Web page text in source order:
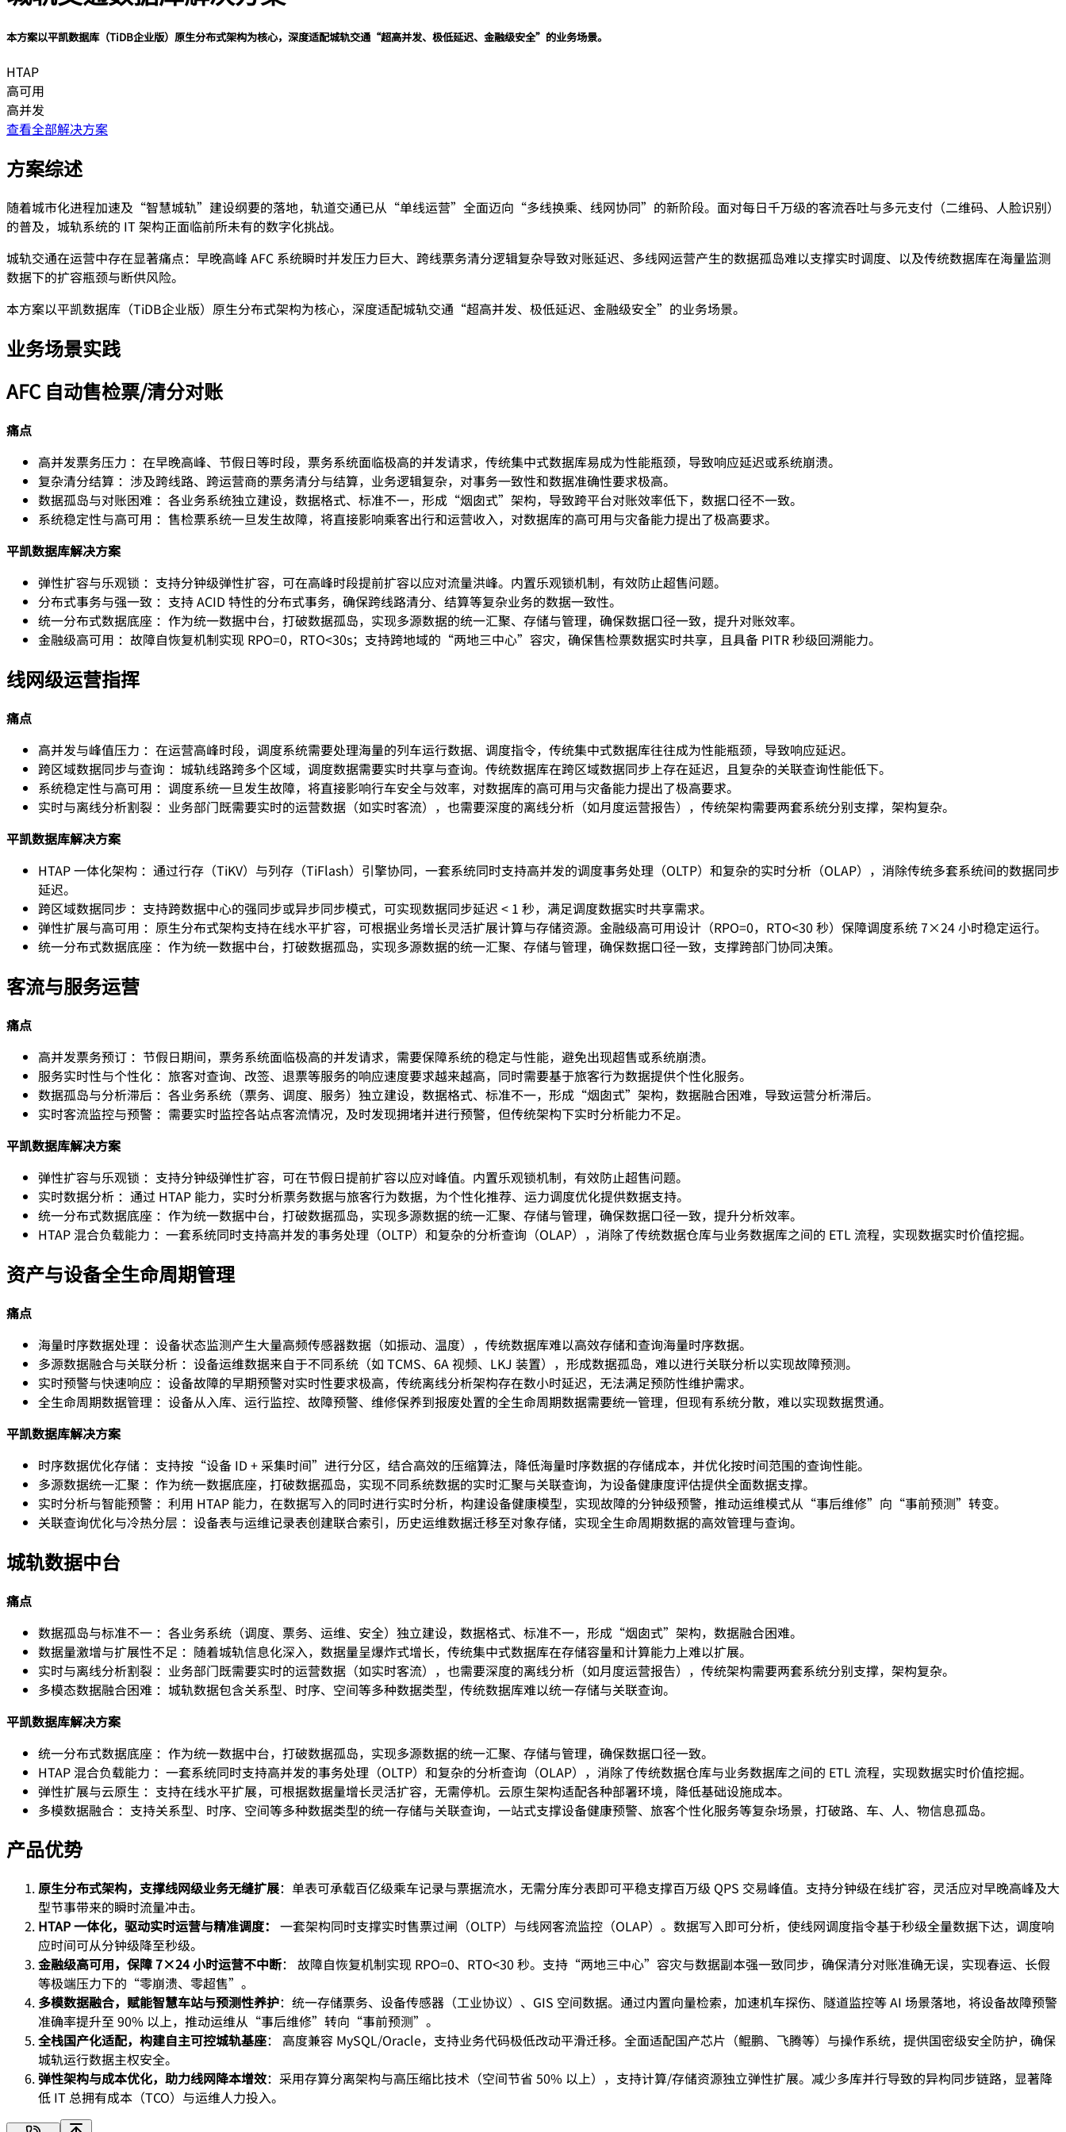
本方案以平凯数据库（TiDB企业版）原生分布式架构为核心，深度适配城轨交通“超高并发、极低延迟、金融级安全”的业务场景。
HTAP
高可用
高并发
查看全部解决方案
方案综述
随着城市化进程加速及“智慧城轨”建设纲要的落地，轨道交通已从“单线运营”全面迈向“多线换乘、线网协同”的新阶段。面对每日千万级的客流吞吐与多元支付（二维码、人脸识别）
的普及，城轨系统的 IT 架构正面临前所未有的数字化挑战。
城轨交通在运营中存在显著痛点：早晚高峰 AFC 系统瞬时并发压力巨大、跨线票务清分逻辑复杂导致对账延迟、多线网运营产生的数据孤岛难以支撑实时调度、以及传统数据库在海量监测
数据下的扩容瓶颈与断供风险。
本方案以平凯数据库（TiDB企业版）原生分布式架构为核心，深度适配城轨交通“超高并发、极低延迟、金融级安全”的业务场景。
业务场景实践
AFC 自动售检票/清分对账
痛点
高并发票务压力 ：在早晚高峰、节假日等时段，票务系统面临极高的并发请求，传统集中式数据库易成为性能瓶颈，导致响应延迟或系统崩溃。
复杂清分结算 ：涉及跨线路、跨运营商的票务清分与结算，业务逻辑复杂，对事务一致性和数据准确性要求极高。
数据孤岛与对账困难 ：各业务系统独立建设，数据格式、标准不一，形成“烟囱式”架构，导致跨平台对账效率低下，数据口径不一致。
系统稳定性与高可用 ：售检票系统一旦发生故障，将直接影响乘客出行和运营收入，对数据库的高可用与灾备能力提出了极高要求。
平凯数据库解决方案
弹性扩容与乐观锁 ：支持分钟级弹性扩容，可在高峰时段提前扩容以应对流量洪峰。内置乐观锁机制，有效防止超售问题。
分布式事务与强一致 ：支持 ACID 特性的分布式事务，确保跨线路清分、结算等复杂业务的数据一致性。
统一分布式数据底座 ：作为统一数据中台，打破数据孤岛，实现多源数据的统一汇聚、存储与管理，确保数据口径一致，提升对账效率。
金融级高可用 ：故障自恢复机制实现 RPO=0，RTO<30s；支持跨地域的“两地三中心”容灾，确保售检票数据实时共享，且具备 PITR 秒级回溯能力。
线网级运营指挥
痛点
高并发与峰值压力 ：在运营高峰时段，调度系统需要处理海量的列车运行数据、调度指令，传统集中式数据库往往成为性能瓶颈，导致响应延迟。
跨区域数据同步与查询 ：城轨线路跨多个区域，调度数据需要实时共享与查询。传统数据库在跨区域数据同步上存在延迟，且复杂的关联查询性能低下。
系统稳定性与高可用 ：调度系统一旦发生故障，将直接影响行车安全与效率，对数据库的高可用与灾备能力提出了极高要求。
实时与离线分析割裂 ：业务部门既需要实时的运营数据（如实时客流），也需要深度的离线分析（如月度运营报告），传统架构需要两套系统分别支撑，架构复杂。
平凯数据库解决方案
HTAP 一体化架构 ：通过行存（TiKV）与列存（TiFlash）引擎协同，一套系统同时支持高并发的调度事务处理（OLTP）和复杂的实时分析（OLAP），消除传统多套系统间的数据同步
延迟。
跨区域数据同步 ：支持跨数据中心的强同步或异步同步模式，可实现数据同步延迟 < 1 秒，满足调度数据实时共享需求。
弹性扩展与高可用 ：原生分布式架构支持在线水平扩容，可根据业务增长灵活扩展计算与存储资源。金融级高可用设计（RPO=0，RTO<30 秒）保障调度系统 7×24 小时稳定运行。
统一分布式数据底座 ：作为统一数据中台，打破数据孤岛，实现多源数据的统一汇聚、存储与管理，确保数据口径一致，支撑跨部门协同决策。
客流与服务运营
痛点
高并发票务预订 ：节假日期间，票务系统面临极高的并发请求，需要保障系统的稳定与性能，避免出现超售或系统崩溃。
服务实时性与个性化 ：旅客对查询、改签、退票等服务的响应速度要求越来越高，同时需要基于旅客行为数据提供个性化服务。
数据孤岛与分析滞后 ：各业务系统（票务、调度、服务）独立建设，数据格式、标准不一，形成“烟囱式”架构，数据融合困难，导致运营分析滞后。
实时客流监控与预警 ：需要实时监控各站点客流情况，及时发现拥堵并进行预警，但传统架构下实时分析能力不足。
平凯数据库解决方案
弹性扩容与乐观锁 ：支持分钟级弹性扩容，可在节假日提前扩容以应对峰值。内置乐观锁机制，有效防止超售问题。
实时数据分析 ：通过 HTAP 能力，实时分析票务数据与旅客行为数据，为个性化推荐、运力调度优化提供数据支持。
统一分布式数据底座 ：作为统一数据中台，打破数据孤岛，实现多源数据的统一汇聚、存储与管理，确保数据口径一致，提升分析效率。
HTAP 混合负载能力 ：一套系统同时支持高并发的事务处理（OLTP）和复杂的分析查询（OLAP），消除了传统数据仓库与业务数据库之间的 ETL 流程，实现数据实时价值挖掘。
资产与设备全生命周期管理
痛点
海量时序数据处理 ：设备状态监测产生大量高频传感器数据（如振动、温度），传统数据库难以高效存储和查询海量时序数据。
多源数据融合与关联分析 ：设备运维数据来自于不同系统（如 TCMS、6A 视频、LKJ 装置），形成数据孤岛，难以进行关联分析以实现故障预测。
实时预警与快速响应 ：设备故障的早期预警对实时性要求极高，传统离线分析架构存在数小时延迟，无法满足预防性维护需求。
全生命周期数据管理 ：设备从入库、运行监控、故障预警、维修保养到报废处置的全生命周期数据需要统一管理，但现有系统分散，难以实现数据贯通。
平凯数据库解决方案
时序数据优化存储 ：支持按“设备 ID + 采集时间”进行分区，结合高效的压缩算法，降低海量时序数据的存储成本，并优化按时间范围的查询性能。
多源数据统一汇聚 ：作为统一数据底座，打破数据孤岛，实现不同系统数据的实时汇聚与关联查询，为设备健康度评估提供全面数据支撑。
实时分析与智能预警 ：利用 HTAP 能力，在数据写入的同时进行实时分析，构建设备健康模型，实现故障的分钟级预警，推动运维模式从“事后维修”向“事前预测”转变。
关联查询优化与冷热分层 ：设备表与运维记录表创建联合索引，历史运维数据迁移至对象存储，实现全生命周期数据的高效管理与查询。
城轨数据中台
痛点
数据孤岛与标准不一 ：各业务系统（调度、票务、运维、安全）独立建设，数据格式、标准不一，形成“烟囱式”架构，数据融合困难。
数据量激增与扩展性不足 ：随着城轨信息化深入，数据量呈爆炸式增长，传统集中式数据库在存储容量和计算能力上难以扩展。
实时与离线分析割裂 ：业务部门既需要实时的运营数据（如实时客流），也需要深度的离线分析（如月度运营报告），传统架构需要两套系统分别支撑，架构复杂。
多模态数据融合困难 ：城轨数据包含关系型、时序、空间等多种数据类型，传统数据库难以统一存储与关联查询。
平凯数据库解决方案
统一分布式数据底座 ：作为统一数据中台，打破数据孤岛，实现多源数据的统一汇聚、存储与管理，确保数据口径一致。
HTAP 混合负载能力 ：一套系统同时支持高并发的事务处理（OLTP）和复杂的分析查询（OLAP），消除了传统数据仓库与业务数据库之间的 ETL 流程，实现数据实时价值挖掘。
弹性扩展与云原生 ：支持在线水平扩展，可根据数据量增长灵活扩容，无需停机。云原生架构适配各种部署环境，降低基础设施成本。
多模数据融合 ：支持关系型、时序、空间等多种数据类型的统一存储与关联查询，一站式支撑设备健康预警、旅客个性化服务等复杂场景，打破路、车、人、物信息孤岛。
产品优势
原生分布式架构，支撑线网级业务无缝扩展：单表可承载百亿级乘车记录与票据流水，无需分库分表即可平稳支撑百万级 QPS 交易峰值。支持分钟级在线扩容，灵活应对早晚高峰及大
型节事带来的瞬时流量冲击。
HTAP 一体化，驱动实时运营与精准调度： 一套架构同时支撑实时售票过闸（OLTP）与线网客流监控（OLAP）。数据写入即可分析，使线网调度指令基于秒级全量数据下达，调度响
应时间可从分钟级降至秒级。
金融级高可用，保障 7×24 小时运营不中断： 故障自恢复机制实现 RPO=0、RTO<30 秒。支持“两地三中心”容灾与数据副本强一致同步，确保清分对账准确无误，实现春运、长假
等极端压力下的“零崩溃、零超售”。
多模数据融合，赋能智慧车站与预测性养护：统一存储票务、设备传感器（工业协议）、GIS 空间数据。通过内置向量检索，加速机车探伤、隧道监控等 AI 场景落地，将设备故障预警
准确率提升至 90% 以上，推动运维从“事后维修”转向“事前预测”。
全栈国产化适配，构建自主可控城轨基座： 高度兼容 MySQL/Oracle，支持业务代码极低改动平滑迁移。全面适配国产芯片（鲲鹏、飞腾等）与操作系统，提供国密级安全防护，确保
城轨运行数据主权安全。
弹性架构与成本优化，助力线网降本增效：采用存算分离架构与高压缩比技术（空间节省 50% 以上），支持计算/存储资源独立弹性扩展。减少多库并行导致的异构同步链路，显著降
低 IT 总拥有成本（TCO）与运维人力投入。